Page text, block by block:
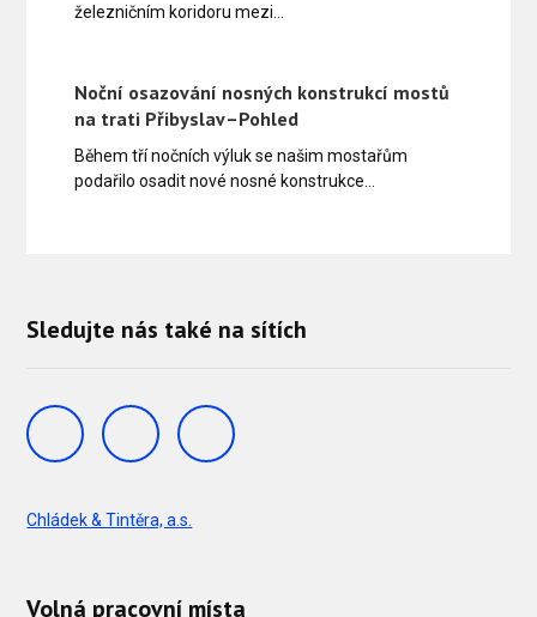
železničním koridoru mezi…
Noční osazování nosných konstrukcí mostů
na trati Přibyslav–Pohled
Během tří nočních výluk se našim mostařům
podařilo osadit nové nosné konstrukce…
Sledujte nás také na sítích
Chládek & Tintěra, a.s.
Volná pracovní místa